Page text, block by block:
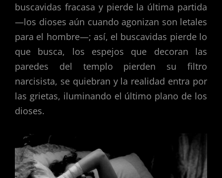
buscavidas fracasa y pierde la última partida
—los dioses aún cuando agonizan son letales
para el hombre—; así, el buscavidas pierde lo
que busca, los espejos que decoran las
paredes del templo pierden su filtro
narcisista, se quiebran y la realidad entra por
las grietas, iluminando el último plano de los
dioses.